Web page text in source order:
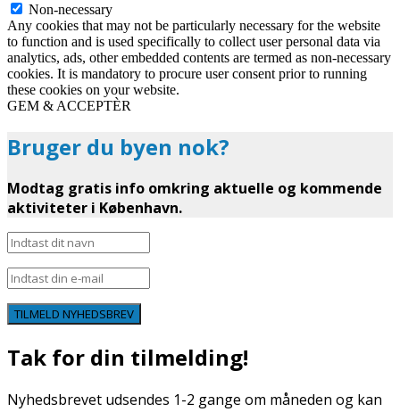
Non-necessary
Any cookies that may not be particularly necessary for the website
to function and is used specifically to collect user personal data via
analytics, ads, other embedded contents are termed as non-necessary
cookies. It is mandatory to procure user consent prior to running
these cookies on your website.
GEM & ACCEPTÈR
Bruger du byen nok?
Modtag gratis info omkring aktuelle og kommende
aktiviteter i København.
TILMELD NYHEDSBREV
Tak for din tilmelding!
Nyhedsbrevet udsendes 1-2 gange om måneden og kan